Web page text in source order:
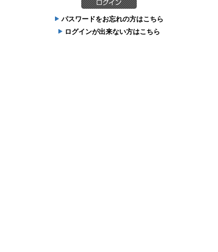
パスワードをお忘れの方はこちら
ログインが出来ない方はこちら